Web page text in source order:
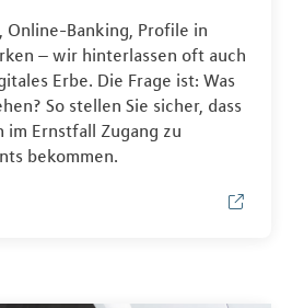
Online-Banking, Profile in
– wir hinterlassen oft auch
Erbe. Die Frage ist: Was
So stellen Sie sicher, dass
im Ernstfall Zugang zu
bekommen.